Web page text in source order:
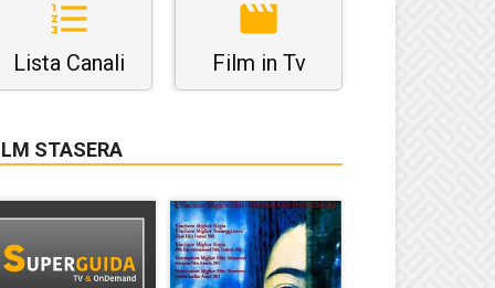
Lista Canali Film in Tv
STASERA